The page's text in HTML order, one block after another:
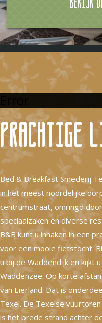
Prachtige
Bed & Breakfast Smederij
in het meest noordelijke
centrumstraat, omringd
speciaalzaken en diverse
B&B kunt u inhaken in een
voor een mooie fietstocht.
u bij de Waddendijk en kijkt
Waddenzee. Op korte
van Eierland. Dat is
Texel. De Texelse
is het brede strand achter